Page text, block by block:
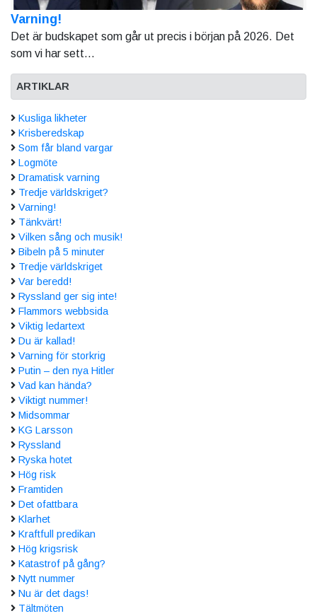
Varning!
Det är budskapet som går ut precis i början på 2026. Det
som vi har sett...
ARTIKLAR
Kusliga likheter
Krisberedskap
Som får bland vargar
Logmöte
Dramatisk varning
Tredje världskriget?
Varning!
Tänkvärt!
Vilken sång och musik!
Bibeln på 5 minuter
Tredje världskriget
Var beredd!
Ryssland ger sig inte!
Flammors webbsida
Viktig ledartext
Du är kallad!
Varning för storkrig
Putin – den nya Hitler
Vad kan hända?
Viktigt nummer!
Midsommar
KG Larsson
Ryssland
Ryska hotet
Hög risk
Framtiden
Det ofattbara
Klarhet
Kraftfull predikan
Hög krigsrisk
Katastrof på gång?
Nytt nummer
Nu är det dags!
Tältmöten